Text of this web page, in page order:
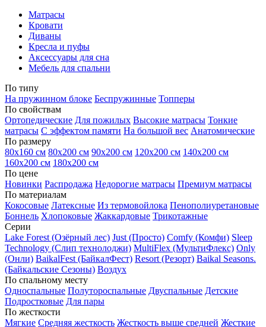
Матрасы
Кровати
Диваны
Кресла и пуфы
Аксессуары для сна
Мебель для спальни
По типу
На пружинном блоке Беспружинные Топперы
По свойствам
Ортопедические Для пожилых Высокие матрасы Тонкие
матрасы С эффектом памяти На большой вес Анатомические
По размеру
80х160 см 80х200 см 90х200 см 120х200 см 140х200 см
160х200 см 180х200 см
По цене
Новинки Распродажа Недорогие матрасы Премиум матрасы
По материалам
Кокосовые Латексные Из термовойлока Пенополиуретановые
Боннель Хлопоковые Жаккардовые Трикотажные
Серии
Lake Forest (Озёрный лес) Just (Просто) Comfy (Комфи) Sleep
Technology (Слип технолоджи) MultiFlex (МультиФлекс) Only
(Онли) BaikalFest (БайкалФест) Resort (Резорт) Baikal Seasons.
(Байкальские Сезоны) Воздух
По спальному месту
Односпальные Полутороспальные Двуспальные Детские
Подростковые Для пары
По жесткости
Мягкие Средняя жесткость Жесткость выше средней Жесткие